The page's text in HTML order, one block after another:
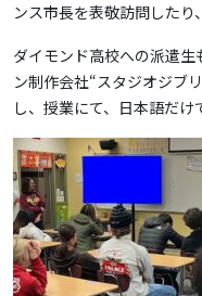
ンス市長を表敬訪問したり
ダイモンド高校への派遣
ン制作会社“スタジオジブ
し、授業にて、日本語だけ